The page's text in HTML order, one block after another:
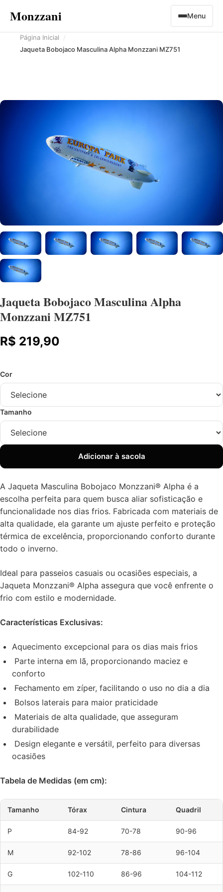
Monzzani Menu
Página Inicial
Jaqueta Bobojaco Masculina Alpha Monzzani MZ751
Jaqueta Bobojaco Masculina Alpha
Monzzani MZ751
R$ 219,90
Cor
Tamanho
Adicionar à sacola
A Jaqueta Masculina Bobojaco Monzzani® Alpha é a
escolha perfeita para quem busca aliar sofisticação e
funcionalidade nos dias frios. Fabricada com materiais de
alta qualidade, ela garante um ajuste perfeito e proteção
térmica de excelência, proporcionando conforto durante
todo o inverno.
Ideal para passeios casuais ou ocasiões especiais, a
Jaqueta Monzzani® Alpha assegura que você enfrente o
frio com estilo e modernidade.
Características Exclusivas:
Aquecimento excepcional para os dias mais frios
Parte interna em lã, proporcionando maciez e
conforto
Fechamento em zíper, facilitando o uso no dia a dia
Bolsos laterais para maior praticidade
Materiais de alta qualidade, que asseguram
durabilidade
Design elegante e versátil, perfeito para diversas
ocasiões
Tabela de Medidas (em cm):
Tamanho Tórax Cintura Quadril
P 84-92 70-78 90-96
M 92-102 78-86 96-104
G 102-110 86-96 104-112